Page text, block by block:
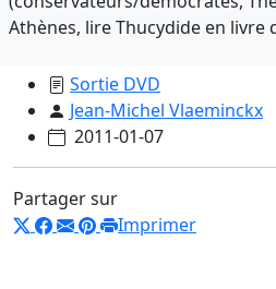
Athènes, lire Thucydide en livre
Sortie DVD
Jean-Michel Vlaeminckx
2011-01-07
Partager sur
Imprimer